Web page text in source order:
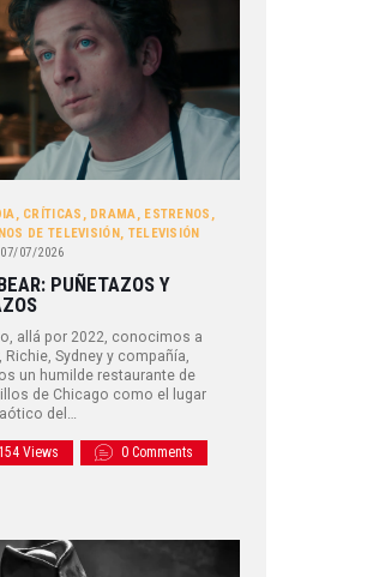
, CRÍTICAS , DRAMA, ESTRENOS ,
DE TELEVISIÓN , TELEVISIÓN
07/07/2026
PUÑETAZOS Y
allá por 2022, conocimos a
Richie, Sydney y compañía,
un humilde restaurante de
de Chicago como el lugar
del…
154 Views 0 Comments